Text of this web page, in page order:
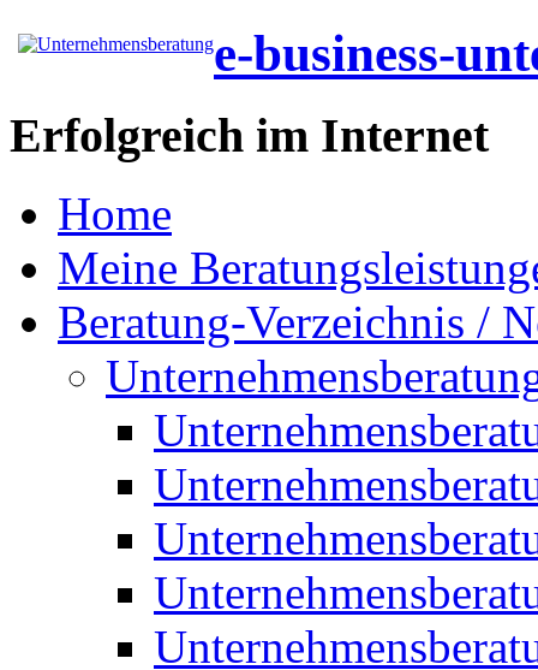
e-business-
Erfolgreich im Internet
Home
Meine
Beratung-Verzeichnis /